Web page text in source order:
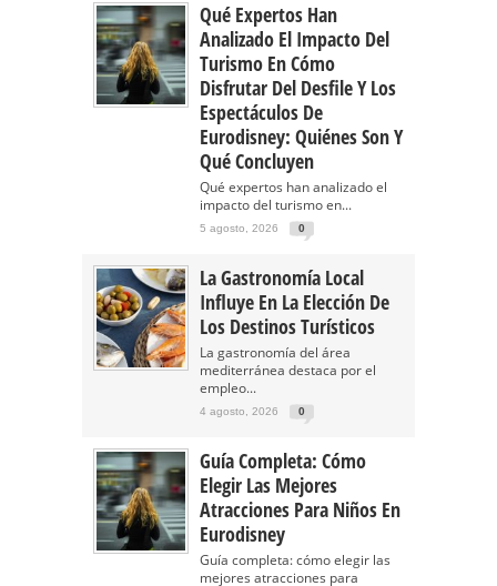
Qué Expertos Han
Analizado El Impacto Del
Turismo En Cómo
Disfrutar Del Desfile Y Los
Espectáculos De
Eurodisney: Quiénes Son Y
Qué Concluyen
Qué expertos han analizado el
impacto del turismo en...
5 agosto, 2026 0
La Gastronomía Local
Influye En La Elección De
Los Destinos Turísticos
La gastronomía del área
mediterránea destaca por el
empleo...
4 agosto, 2026 0
Guía Completa: Cómo
Elegir Las Mejores
Atracciones Para Niños En
Eurodisney
Guía completa: cómo elegir las
mejores atracciones para